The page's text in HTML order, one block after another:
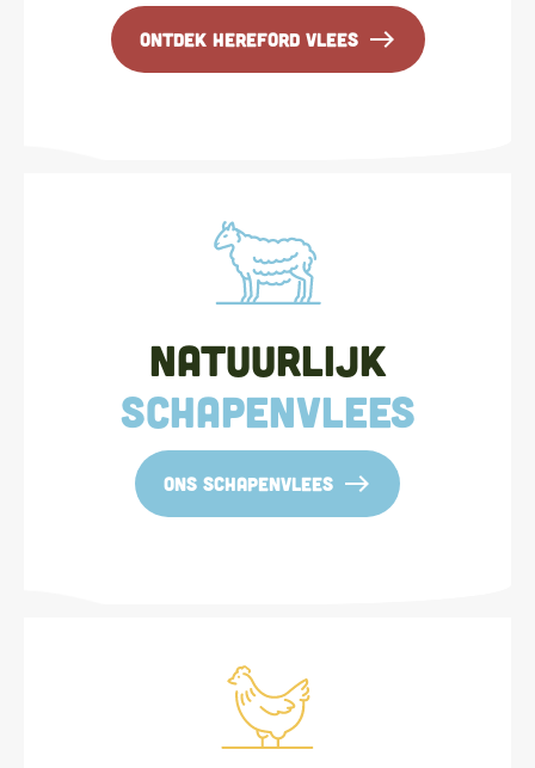
Ontdek hereford vlees east
Natuurlijk
schapenvlees
ons schapenvlees east